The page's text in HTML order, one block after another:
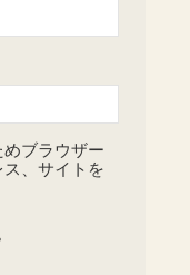
ブラウザー
、サイトを